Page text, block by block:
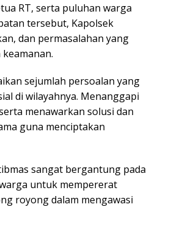
RT, serta puluhan warga
tersebut, Kapolsek
dan permasalahan yang
sejumlah persoalan yang
di wilayahnya. Menanggapi
menawarkan solusi dan
guna menciptakan
sangat bergantung pada
untuk mempererat
royong dalam mengawasi